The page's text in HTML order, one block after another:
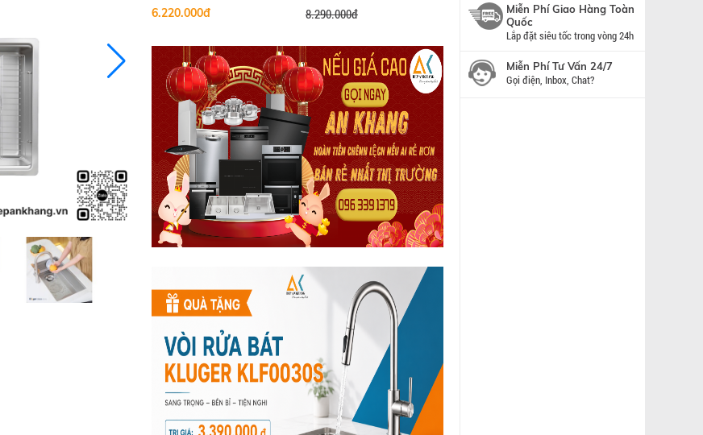
6.220.000đ 8.290.000đ
Miễn Phí Giao Hàng Toàn
Quốc
Lắp đặt siêu tốc trong vòng 24h
Miễn Phí Tư Vấn 24/7
Gọi điện, Inbox, Chat?